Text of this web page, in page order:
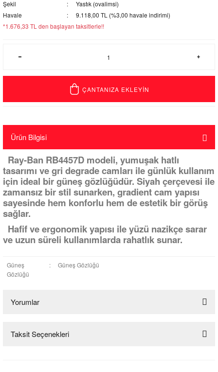
Şekil
Yastık (ovalimsi)
Havale
9.118,00 TL (%3,00 havale indirimi)
*1.676,33 TL den başlayan taksitlerle!!
ÇANTANIZA EKLEYİN
Ürün Bilgisi
Ray-Ban RB4457D modeli, yumuşak hatlı
tasarımı ve gri degrade camları ile günlük kullanım
için ideal bir güneş gözlüğüdür. Siyah çerçevesi ile
zamansız bir stil sunarken, gradient cam yapısı
sayesinde hem konforlu hem de estetik bir görüş
sağlar.
Hafif ve ergonomik yapısı ile yüzü nazikçe sarar
ve uzun süreli kullanımlarda rahatlık sunar.
Güneş
Gözlüğü
: Güneş Gözlüğü
Yorumlar
Bu ürüne ilk yorumu siz yapın!
Taksit Seçenekleri